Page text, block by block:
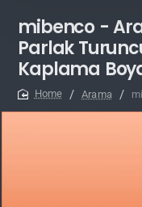
mibenco -
Parlak
Kaplama
Arama